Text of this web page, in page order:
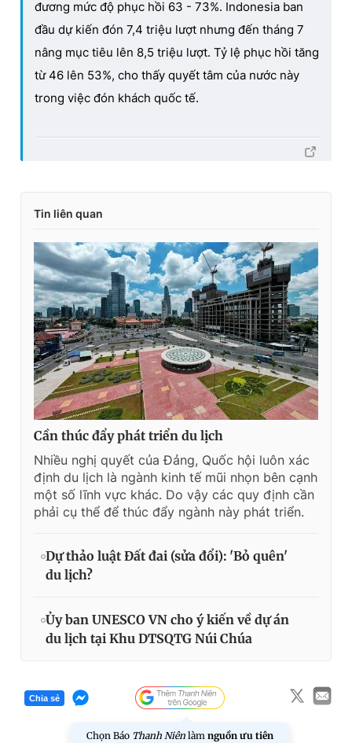
đương mức độ phục hồi 63 - 73%. Indonesia ban
đầu dự kiến đón 7,4 triệu lượt nhưng đến tháng 7
nâng mục tiêu lên 8,5 triệu lượt. Tỷ lệ phục hồi tăng
từ 46 lên 53%, cho thấy quyết tâm của nước này
trong việc đón khách quốc tế.
Tin liên quan
Cần thúc đẩy phát triển du lịch
Nhiều nghị quyết của Đảng, Quốc hội luôn xác
định du lịch là ngành kinh tế mũi nhọn bên cạnh
một số lĩnh vực khác. Do vậy các quy định cần
phải cụ thể để thúc đẩy ngành này phát triển.
Dự thảo luật Đất đai (sửa đổi): 'Bỏ quên'
du lịch?
Ủy ban UNESCO VN cho ý kiến về dự án
du lịch tại Khu DTSQTG Núi Chúa
Chia sẻ
Chọn Báo Thanh Niên làm nguồn ưu tiên